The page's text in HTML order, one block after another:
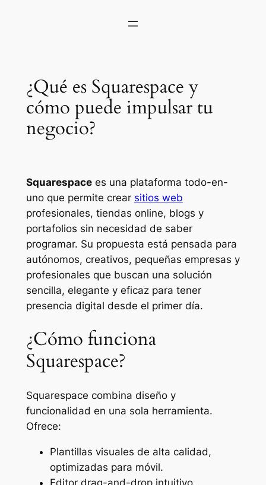
¿Qué es Squarespace y
cómo puede impulsar tu
negocio?
Squarespacees una plataforma todo-en-
uno que permite crear sitios web
profesionales, tiendas online, blogs y
portafolios sin necesidad de saber
programar. Su propuesta está pensada para
autónomos, creativos, pequeñas empresas y
profesionales que buscan una solución
sencilla, elegante y eficaz para tener
presencia digital desde el primer día.
¿Cómo funciona
Squarespace?
Squarespace combina diseño y
funcionalidad en una sola herramienta.
Ofrece:
Plantillas visuales de alta calidad,
optimizadas para móvil.
Editor drag-and-drop intuitivo.